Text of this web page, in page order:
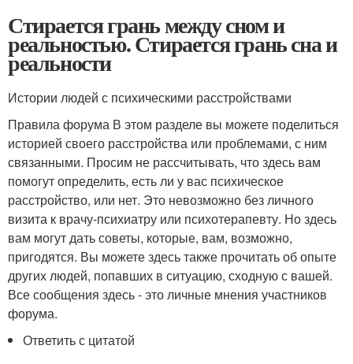
Стирается грань между сном и
реальностью. Стирается грань сна и
реальности
Истории людей с психическими расстройствами
Правила форума В этом разделе вы можете поделиться
историей своего расстройства или проблемами, с ним
связанными. Просим не рассчитывать, что здесь вам
помогут определить, есть ли у вас психическое
расстройство, или нет. Это невозможно без личного
визита к врачу-психиатру или психотерапевту. Но здесь
вам могут дать советы, которые, вам, возможно,
пригодятся. Вы можете здесь также прочитать об опыте
других людей, попавших в ситуацию, сходную с вашей.
Все сообщения здесь - это личные мнения участников
форума.
Ответить с цитатой